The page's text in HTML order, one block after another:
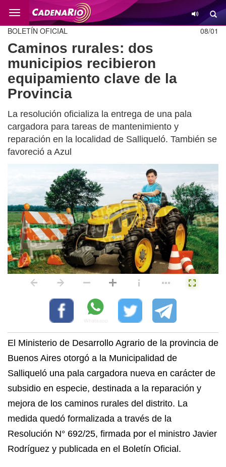
Cambio
08/01
BOLETÍN OFICIAL
Caminos rurales: dos
municipios recibieron
equipamiento clave de la
Provincia
La resolución oficializa la entrega de una pala
cargadora para tareas de mantenimiento y
reparación en la localidad de Salliqueló. También se
favoreció a Azul
El Ministerio de Desarrollo Agrario de la provincia de
Buenos Aires otorgó a la Municipalidad de
Salliqueló una pala cargadora nueva en carácter de
subsidio en especie, destinada a la reparación y
mejora de los caminos rurales del distrito. La
medida quedó formalizada a través de la
Resolución N° 692/25, firmada por el ministro Javier
Rodríguez y publicada en el Boletín Oficial.